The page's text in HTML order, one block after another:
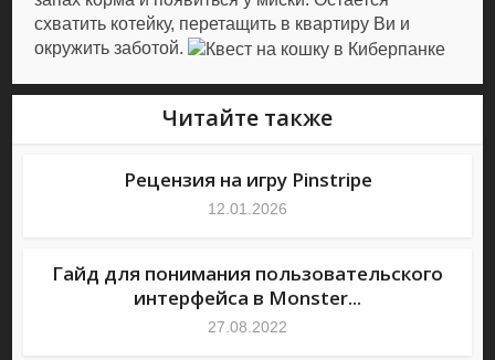
схватить котейку, перетащить в квартиру Ви и
окружить заботой.
Читайте также
Рецензия на игру Pinstripe
12.01.2026
Гайд для понимания пользовательского
интерфейса в Monster...
27.08.2022